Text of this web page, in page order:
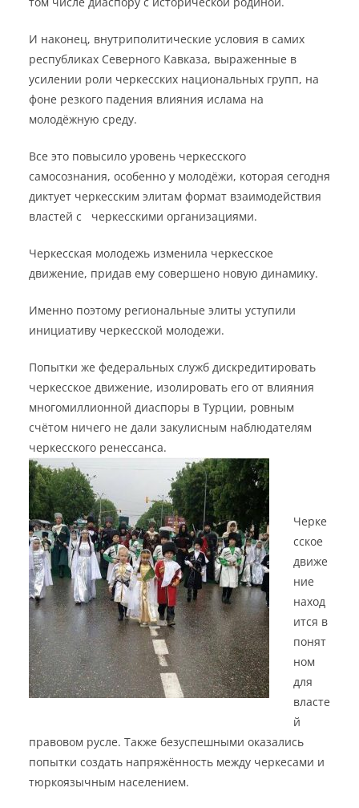
И наконец, внутриполитические условия в самих
республиках Северного Кавказа, выраженные в
усилении роли черкесских национальных групп, на
фоне резкого падения влияния ислама на
молодёжную среду.
Все это повысило уровень черкесского
самосознания, особенно у молодёжи, которая сегодня
диктует черкесским элитам формат взаимодействия
властей с черкесскими организациями.
Черкесская молодежь изменила черкесское
движение, придав ему совершено новую динамику.
Именно поэтому региональные элиты уступили
инициативу черкесской молодежи.
Попытки же федеральных служб дискредитировать
черкесское движение, изолировать его от влияния
многомиллионной диаспоры в Турции, ровным
счётом ничего не дали закулисным наблюдателям
черкесского ренессанса.
Черке
сское
движе
ние
наход
ится в
понят
ном
для
власте
й
правовом русле. Также безуспешными оказались
попытки создать напряжённость между черкесами и
тюркоязычным населением.